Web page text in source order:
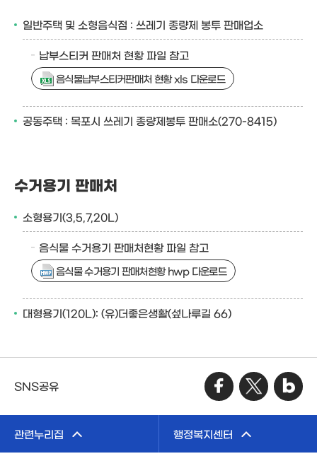
일반주택 및 소형음식점 : 쓰레기 종량제 봉투 판매업소
납부스티커 판매처 현황 파일 참고
음식물납부스티커판매처 현황 xls 다운로드
공동주택 : 목포시 쓰레기 종량제봉투 판매소(270-8415)
수거용기 판매처
소형용기(3,5,7,20L)
음식물 수거용기 판매처현황 파일 참고
음식물 수거용기 판매처현황 hwp 다운로드
대형용기(120L): (유)더좋은생활(섶나루길 66)
SNS공유
관련누리집 행정복지센터